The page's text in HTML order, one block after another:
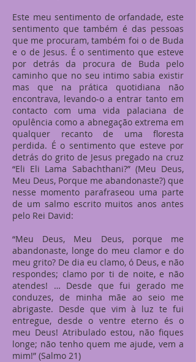
Este meu sentimento de orfandade, este
sentimento que também é das pessoas
que me procuram, também foi o de Buda
e o de Jesus. É o sentimento que esteve
por detrás da procura de Buda pelo
caminho que no seu intimo sabia existir
mas que na prática quotidiana não
encontrava, levando-o a entrar tanto em
contacto com uma vida palaciana de
opulência como a abnegação extrema em
qualquer recanto de uma floresta
perdida. É o sentimento que esteve por
detrás do grito de Jesus pregado na cruz
“Eli Eli Lama Sabachthani?” (Meu Deus,
Meu Deus, Porque me abandonaste?) que
nesse momento parafraseou uma parte
de um salmo escrito muitos anos antes
pelo Rei David:
“Meu Deus, Meu Deus, porque me
abandonaste, longe do meu clamor e do
meu grito? De dia eu clamo, ó Deus, e não
respondes; clamo por ti de noite, e não
atendes! … Desde que fui gerado me
conduzes, de minha mãe ao seio me
abrigaste. Desde que vim à luz te fui
entregue, desde o ventre eterno és o
meu Deus! Atribulado estou, não fiques
longe; não tenho quem me ajude, vem a
mim!” (Salmo 21)